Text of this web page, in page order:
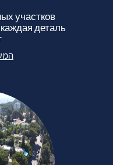
участков
деталь